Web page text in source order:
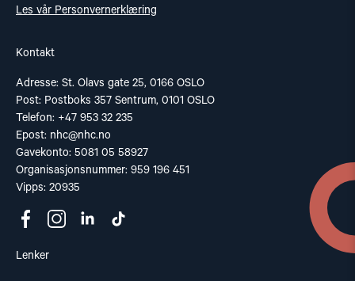
Les vår Personvernerklæring
Kontakt
Adresse: St. Olavs gate 25, 0166 OSLO
Post: Postboks 357 Sentrum, 0101 OSLO
Telefon: +47 953 32 235
Epost: nhc@nhc.no
Gavekonto: 5081 05 58927
Organisasjonsnummer: 959 196 451
Vipps: 20935
Lenker